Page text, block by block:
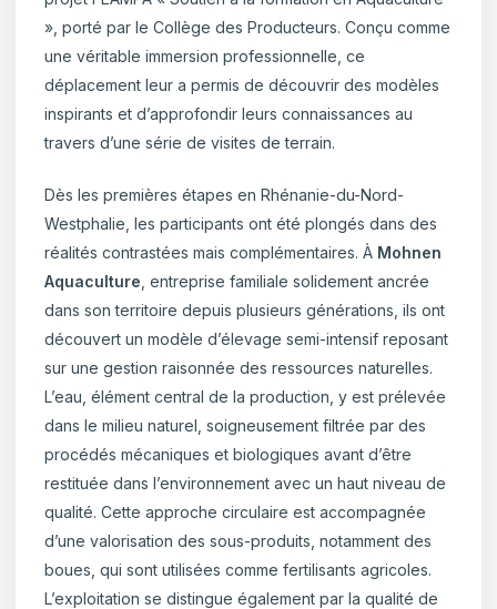
», porté par le Collège des Producteurs. Conçu comme
une véritable immersion professionnelle, ce
déplacement leur a permis de découvrir des modèles
inspirants et d’approfondir leurs connaissances au
travers d’une série de visites de terrain.
Dès les premières étapes en Rhénanie-du-Nord-
Westphalie, les participants ont été plongés dans des
réalités contrastées mais complémentaires. À Mohnen
Aquaculture , entreprise familiale solidement ancrée
dans son territoire depuis plusieurs générations, ils ont
découvert un modèle d’élevage semi-intensif reposant
sur une gestion raisonnée des ressources naturelles.
L’eau, élément central de la production, y est prélevée
dans le milieu naturel, soigneusement filtrée par des
procédés mécaniques et biologiques avant d’être
restituée dans l’environnement avec un haut niveau de
qualité. Cette approche circulaire est accompagnée
d’une valorisation des sous-produits, notamment des
boues, qui sont utilisées comme fertilisants agricoles.
L’exploitation se distingue également par la qualité de